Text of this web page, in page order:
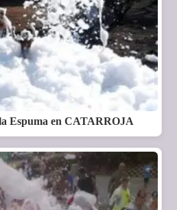
Espuma en CATARROJA